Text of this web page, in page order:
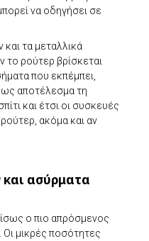
να οδηγήσει σε
τα μεταλλικά
το ρούτερ βρίσκεται
που εκπέμπει,
ως αποτέλεσμα τη
και έτσι οι συσκευές
ακόμα και αν
ασύρματα
ο πιο απρόσμενος
μικρές ποσότητες